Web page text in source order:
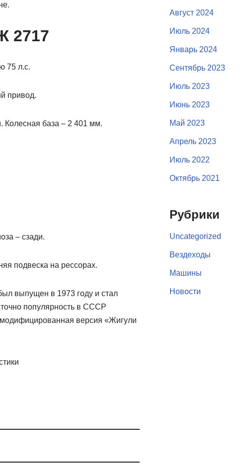
2717
75 л.с.
привод.
база – 2 401 мм.
– сзади.
подвеска на рессорах.
выпущен в 1973 году и стал
популярность в СССР
версия «Жигули
Август 2024
Июль 2024
Январь 2024
Сентябрь 2023
Июль 2023
Июнь 2023
Май 2023
Апрель 2023
Июль 2022
Октябрь 2021
Рубрики
Uncategorized
Вездеходы
Машины
Новости